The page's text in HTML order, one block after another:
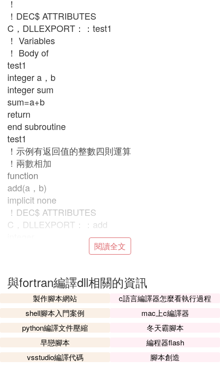
！
！DEC$ ATTRIBUTES
C，DLLEXPORT：：test1
！ Variables
！ Body of
test1
integer a，b
integer sum
sum=a+b
return
end subroutine
test1
！示例有返回值的整數四則運算
！兩數相加
function
add(a，b)
implicit none
！DEC$ ATTRIBUTES
C，DLLEXPORT：：add
end
！兩數相減
function
abstract(a，b)
implicit none
！DEC$ ATTRIBUTES
C，DLLEXPORT：：abstract
閱讀全文
與fortran編譯dll相關的資訊
製作腳本網站
c語言編譯器怎麼看執行過程
shell腳本入門案例
mac上c編譯器
python編譯文件壓縮
冬天霸腳本
早戀腳本
編程器flash
vsstudio編譯代碼
腳本創造